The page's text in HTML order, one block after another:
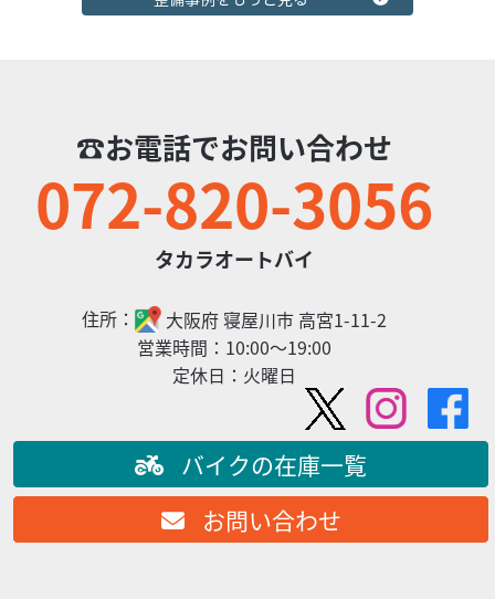
ヤマハ タカラオートバイ
JOG AY01 バッテリー・オイル新品
本体価格: 18.00万円（税込）
『タカラオートバイ』では丁寧・親切な説明を心掛け、お
客様のバイクライフをサポートいたします！！ 乗り換え応
2024/06/28 タカラオートバイ
◆修理◆2024/6/9◆PCX
お客様から冷却水が漏れてるので見てほしいと。
☎お電話でお問い合わせ
072-820-3056
タカラオートバイ
住所： 大阪府寝屋川市 高宮1-11-2
営業時間： 10:00～19:00
定休日： 火曜日
バイクの在庫一覧
お問い合わせ